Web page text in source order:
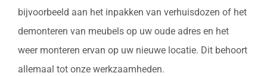
bijvoorbeeld aan het inpakken van verhuisdozen of het
demonteren van meubels op uw oude adres en het
weer monteren ervan op uw nieuwe locatie. Dit behoort
allemaal tot onze werkzaamheden.